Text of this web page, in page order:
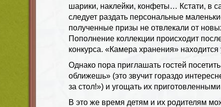
шарики, наклейки, конфеты… Кстати, в
следует раздать персональные
полученные призы не отвлекали от
Пополнение коллекции происходит
конкурса. «Камера хранения» находится
Однако пора приглашать гостей
оближешь» (это звучит гораздо
за стол!») и угощать их
В это же время детям и их родителям